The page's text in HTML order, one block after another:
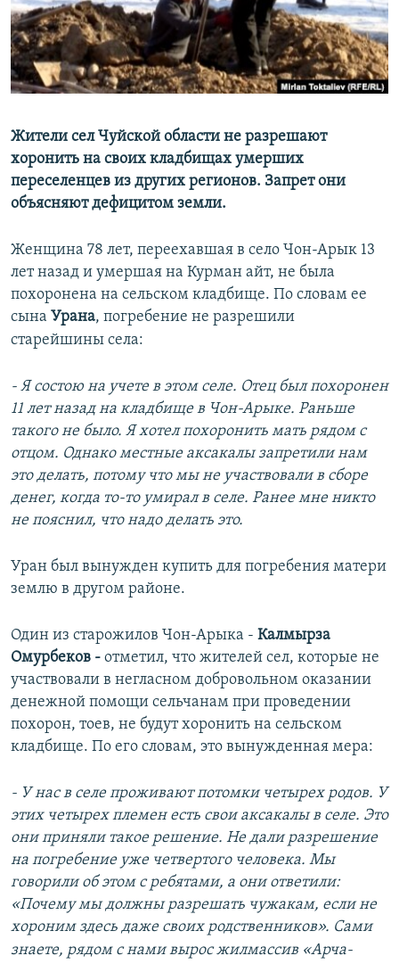
Жители сел Чуйской области не разрешают
хоронить на своих кладбищах умерших
переселенцев из других регионов. Запрет они
объясняют дефицитом земли.
Женщина 78 лет, переехавшая в село Чон-Арык 13
лет назад и умершая на Курман айт, не была
похоронена на сельском кладбище. По словам ее
сына Урана, погребение не разрешили
старейшины села:
- Я состою на учете в этом селе. Отец был похоронен
11 лет назад на кладбище в Чон-Арыке. Раньше
такого не было. Я хотел похоронить мать рядом с
отцом. Однако местные аксакалы запретили нам
это делать, потому что мы не участвовали в сборе
денег, когда то-то умирал в селе. Ранее мне никто
не пояснил, что надо делать это.
Уран был вынужден купить для погребения матери
землю в другом районе.
Один из старожилов Чон-Арыка - Калмырза
Омурбеков - отметил, что жителей сел, которые не
участвовали в негласном добровольном оказании
денежной помощи сельчанам при проведении
похорон, тоев, не будут хоронить на сельском
кладбище. По его словам, это вынужденная мера:
- У нас в селе проживают потомки четырех родов. У
этих четырех племен есть свои аксакалы в селе. Это
они приняли такое решение. Не дали разрешение
на погребение уже четвертого человека. Мы
говорили об этом с ребятами, а они ответили:
«Почему мы должны разрешать чужакам, если не
хороним здесь даже своих родственников». Сами
знаете, рядом с нами вырос жилмассив «Арча-